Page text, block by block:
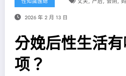
2026 年 2 月 13 日
分娩后性生活
项？